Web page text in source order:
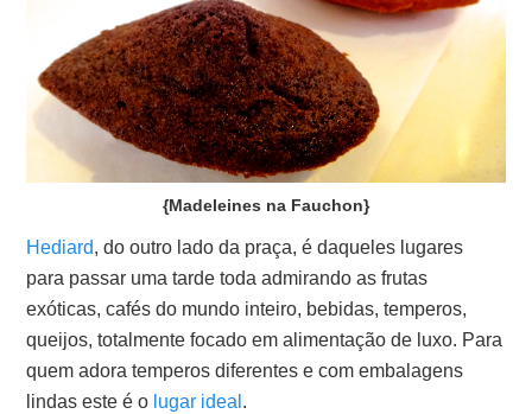
{Madeleines na Fauchon}
Hediard, do outro lado da praça, é daqueles lugares
para passar uma tarde toda admirando as frutas
exóticas, cafés do mundo inteiro, bebidas, temperos,
queijos, totalmente focado em alimentação de luxo. Para
quem adora temperos diferentes e com embalagens
lindas este é o lugar ideal .